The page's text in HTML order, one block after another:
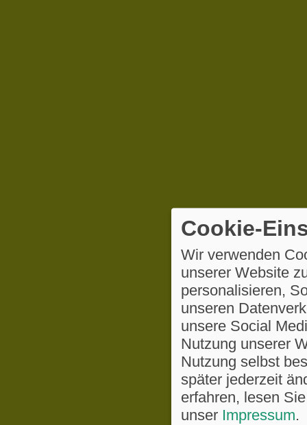
Cookie-
Wir verwenden
unserer Website
personalisieren,
unseren
unsere Social
Nutzung unserer
Nutzung selbst
später jederzeit
erfahren, lesen
unser Impressum.